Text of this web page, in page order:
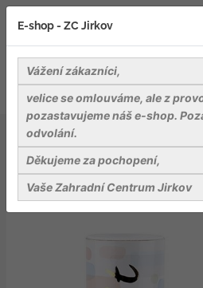
Delikatesy
Jahodový koláč & máslová
E-shop - ZC Jirkov
Vážení zákazníci,
velice se omlouváme, ale z
pozastavujeme náš e-shop.
odvolání.
Děkujeme za pochopení,
Vaše Zahradní Centrum Jirkov